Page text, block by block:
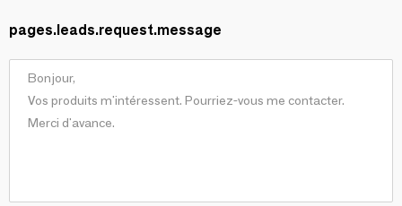
pages.leads.request.message